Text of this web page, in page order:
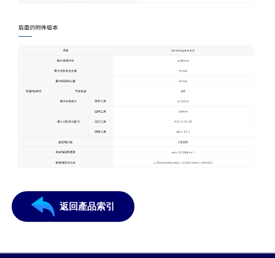
返回產品索引